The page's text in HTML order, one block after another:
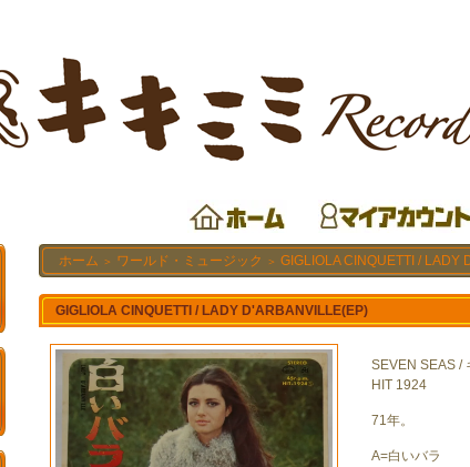
ホーム ＞ ワールド・ミュージック ＞ GIGLIOLA CINQUETTI / LADY
GIGLIOLA CINQUETTI / LADY D'ARBANVILLE(EP)
SEVEN SEAS /
HIT 1924
71年。
A=白いバラ